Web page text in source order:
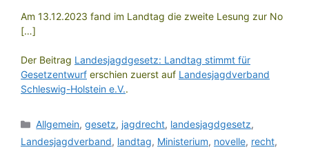
Am 13.12.2023 fand im Landtag die zweite Lesung zur No
[…]
Der Beitrag Landesjagdgesetz: Landtag stimmt für
Gesetzentwurf erschien zuerst auf Landesjagdverband
Schleswig-Holstein e.V..
Kategorien
Allgemein,gesetz, jagdrecht, landesjagdgesetz,
Landesjagdverband, landtag, Ministerium, novelle, recht,